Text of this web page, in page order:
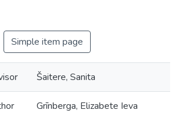
Simple item page
Šaitere, Sanita
Grīnberga, Elizabete Ieva